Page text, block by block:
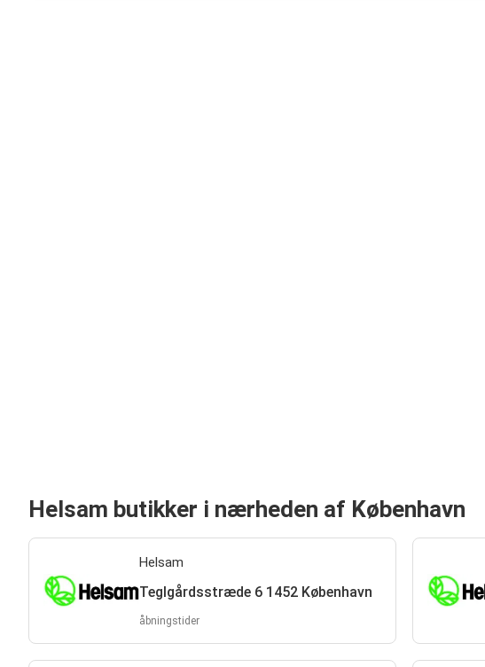
Helsam butikker i nærheden af København
Helsam
Teglgårdsstræde 6 1452 København
åbningstider